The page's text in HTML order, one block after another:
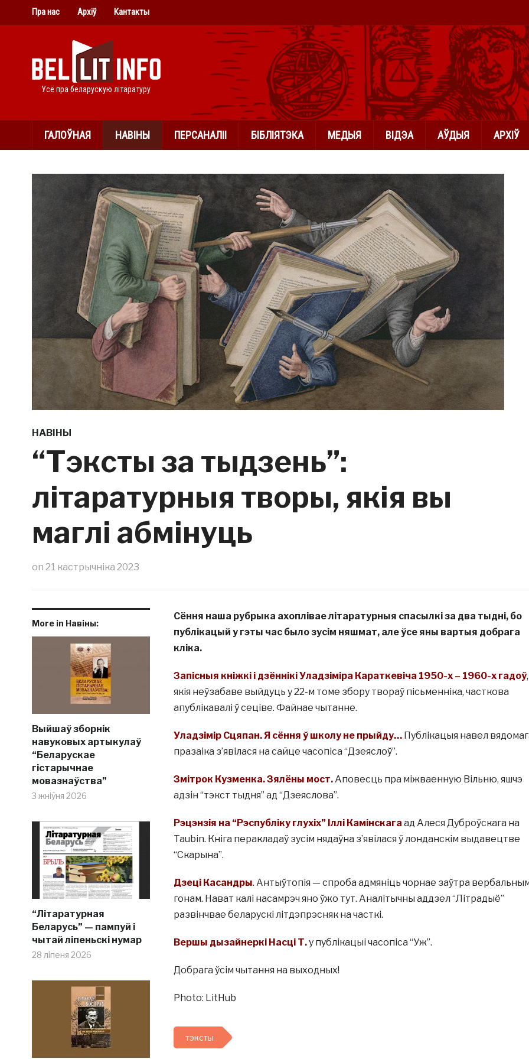
Пра нас Архіў Кантакты
Усё пра беларускую літаратуру
ГАЛОЎНАЯ НАВІНЫ ПЕРСАНАЛІІ БІБЛІЯТЭКА МЕДЫЯ ВІДЭА АЎДЫЯ АРХІЎ
НАВІНЫ
“Тэксты за тыдзень”:
літаратурныя творы, якія вы
маглі абмінуць
on 21 кастрычніка 2023
More in Навіны:
Выйшаў зборнік
навуковых артыкулаў
“Беларускае
гістарычнае
мовазнаўства”
3 жніўня 2026
“Літаратурная
Беларусь” — пампуй і
чытай ліпеньскі нумар
28 ліпеня 2026
Сёння наша рубрыка ахоплівае літаратурныя спасылкі за два тыдні, бо
публікацый у гэты час было зусім няшмат, але ўсе яны вартыя добрага
кліка.
Запісныя кніжкі і дзённікі Уладзіміра Караткевіча 1950-х – 1960-х гадоў,
якія неўзабаве выйдуць у 22-м томе збору твораў пісьменніка, часткова
апублікавалі ў сеціве. Файнае чытанне.
Уладзімір Сцяпан. Я сёння ў школу не прыйду…Публікацыя навел
празаіка з’явілася на сайце часопіса “Дзеяслоў”.
Змітрок Кузменка. Зялёны мост.Аповесць пра міжваенную Вільню, яшчэ
адзін “тэкст тыдня” ад “Дзеяслова”.
Рэцэнзія на “Рэспубліку глухіх” Іллі Камінскага ад Алеся Дуброўскага на
Taubin. Кніга перакладаў зусім нядаўна з’явілася ў лонданскім выдавецтве
“Скарына”.
Дзеці Касандры. Антыўтопія — спроба адмяніць чорнае заўтра
гонам. Нават калі насамрэч яно ўжо тут. Аналітычны аддзел “Літрадыё”
развінчвае беларускі літдэпрэсняк на часткі.
Вершы дызайнеркі Насці Т.у публікацыі часопіса “Уж”.
Добрага ўсім чытання на выходных!
Photo: LitHub
тэксты